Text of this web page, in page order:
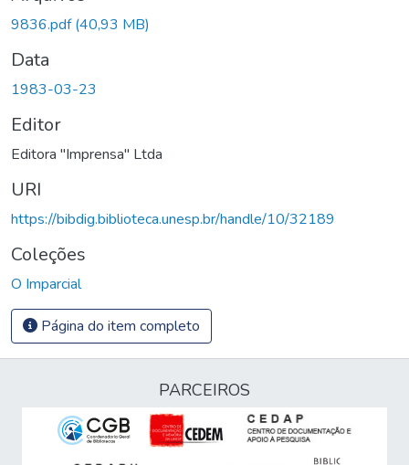
9836.pdf(40,93 MB)
Data
1983-03-23
Editor
Editora "Imprensa" Ltda
URI
https://bibdig.biblioteca.unesp.br/handle/10/32189
Coleções
O Imparcial
Página do item completo
PARCEIROS